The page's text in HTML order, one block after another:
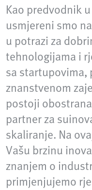
Kao predvodnik
usmjereni smo
u potrazi za
tehnologijama i
sa startupovima,
znanstvenom
postoji
partner za
skaliranje. Na
Vašu brzinu
znanjem o
primjenjujemo